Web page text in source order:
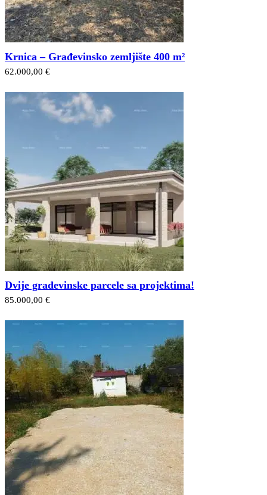
Krnica – Građevinsko zemljište 400 m²
62.000,00 €
Dvije građevinske parcele sa projektima!
85.000,00 €